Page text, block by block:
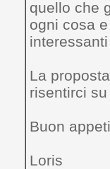
quello che
ogni cosa
La
risentirci
Buon
Loris